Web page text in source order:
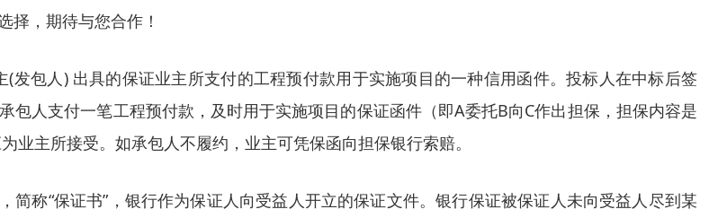
择，期待与您合作！
包人) 出具的保证业主所支付的工程预付款用于实施项目的一种信用函件。投标人在中标后签
人支付一笔工程预付款，及时用于实施项目的保证函件（即A委托B向C作出担保，担保内容是
主所接受。如承包人不履约，业主可凭保函向担保银行索赔。
简称“保证书”，银行作为保证人向受益人开立的保证文件。银行保证被保证人未向受益人尽到某